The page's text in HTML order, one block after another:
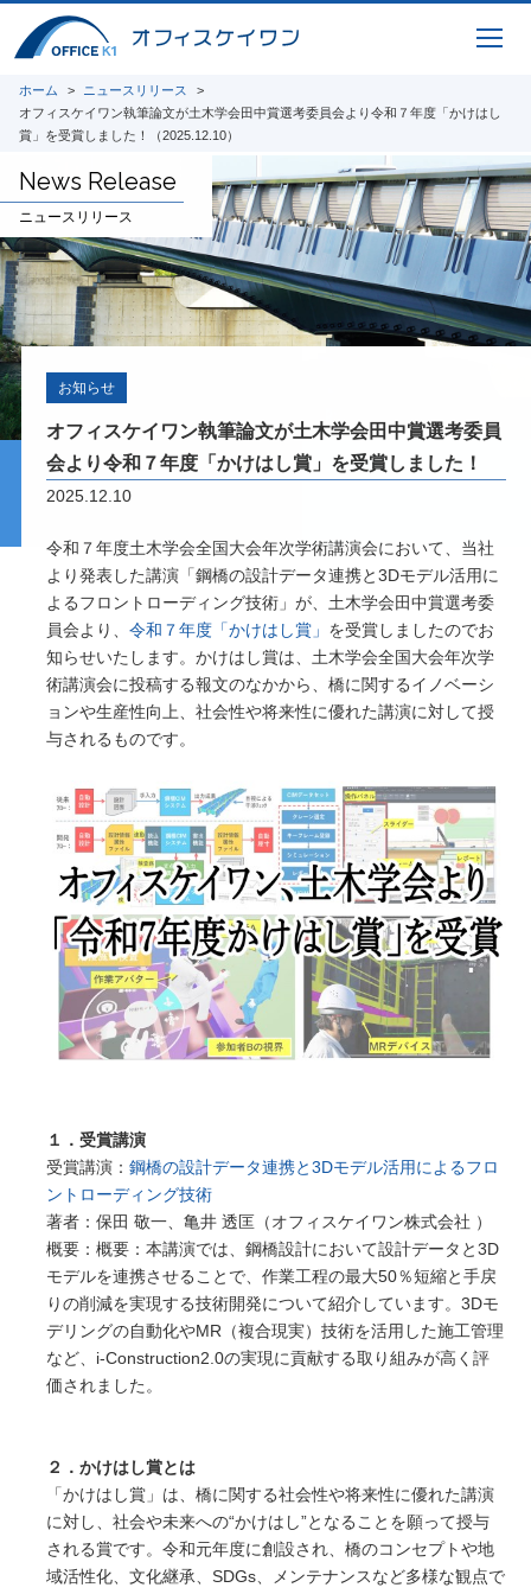
橋梁の建設現場におけるオープンイノベーシ
が取り組んだ「建設現場の生産性を飛躍的に
向上するための革新的技術の導入・活用に関
するプロジェクト」をご紹介しています。
橋梁ギャラリー
橋梁は構造形式の違いで「桁橋」「アーチ
橋」「トラス橋」「斜張橋」「吊橋」に大別
できます。 全国各地で地域のランドマーク
となっている橋梁をご紹介しています。
ホーム
ニュースリリース
オフィスケイワン執筆論文が土木学会田中賞選考委員会より令和７年度「かけはし
賞」を受賞しました！（2025.12.10）
News Release
ニュースリリース
お知らせ
オフィスケイワン執筆論文が土木学会田中賞選考委員
会より令和７年度「かけはし賞」を受賞しました！
2025.12.10
令和７年度土木学会全国大会年次学術講演会において、当社
より発表した講演「鋼橋の設計データ連携と3Dモデル活用に
よるフロントローディング技術」が、土木学会田中賞選考委
員会より、令和７年度「かけはし賞」 を受賞しましたのでお
知らせいたします。かけはし賞は、土木学会全国大会年次学
術講演会に投稿する報文のなかから、橋に関するイノベーシ
ョンや生産性向上、社会性や将来性に優れた講演に対して授
与されるものです。
１．受賞講演
受賞講演：鋼橋の設計データ連携と3Dモデル活用によるフロ
ントローディング技術
著者：保田 敬一、亀井 透匡（オフィスケイワン株式会社 ）
概要：概要：本講演では、鋼橋設計において設計データと3D
モデルを連携させることで、作業工程の最大50％短縮と手戻
りの削減を実現する技術開発について紹介しています。3Dモ
デリングの自動化やMR（複合現実）技術を活用した施工管理
など、i-Construction2.0の実現に貢献する取り組みが高く評
価されました。
２．かけはし賞とは
「かけはし賞」は、橋に関する社会性や将来性に優れた講演
に対し、社会や未来への“かけはし”となることを願って授与
される賞です。令和元年度に創設され、橋のコンセプトや地
域活性化、文化継承、SDGs、メンテナンスなど多様な観点で